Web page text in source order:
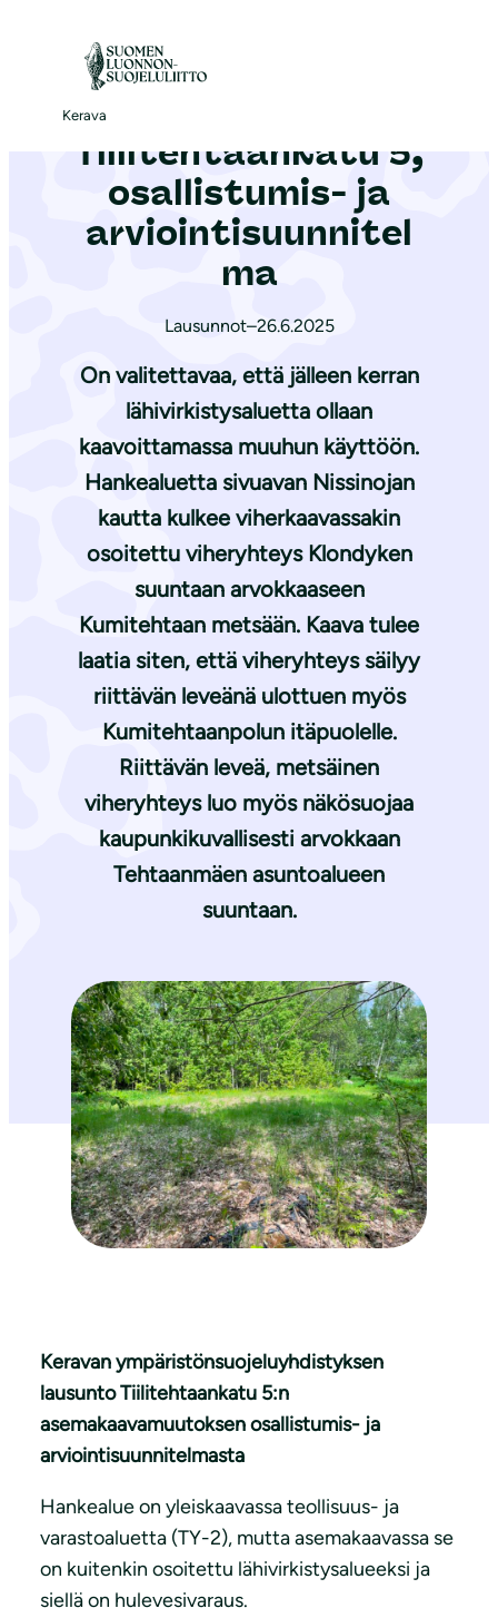
Kerava
Etusivu|Ajankohtaista
Tiilitehtaankatu 5,
osallistumis- ja
arviointisuunnitel
ma
Lausunnot–26.6.2025
On valitettavaa, että jälleen kerran
lähivirkistysaluetta ollaan
kaavoittamassa muuhun käyttöön.
Hankealuetta sivuavan Nissinojan
kautta kulkee viherkaavassakin
osoitettu viheryhteys Klondyken
suuntaan arvokkaaseen
Kumitehtaan metsään. Kaava tulee
laatia siten, että viheryhteys säilyy
riittävän leveänä ulottuen myös
Kumitehtaanpolun itäpuolelle.
Riittävän leveä, metsäinen
viheryhteys luo myös näkösuojaa
kaupunkikuvallisesti arvokkaan
Tehtaanmäen asuntoalueen
suuntaan.
Keravan ympäristönsuojeluyhdistyksen
lausunto Tiilitehtaankatu 5:n
asemakaavamuutoksen osallistumis- ja
arviointisuunnitelmasta
Hankealue on yleiskaavassa teollisuus- ja
varastoaluetta (TY-2), mutta asemakaavassa se
on kuitenkin osoitettu lähivirkistysalueeksi ja
siellä on hulevesivaraus.